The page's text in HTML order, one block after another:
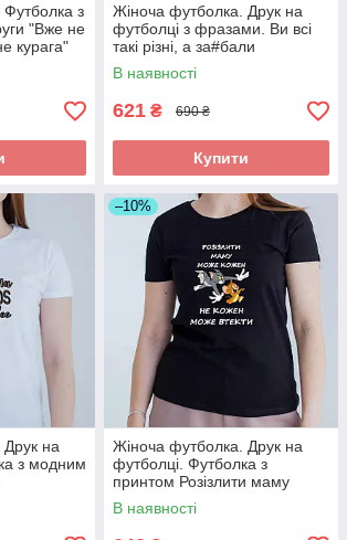
з
"Вже не
курага"
Жіноча футболка. Друк на
футболці з фразами. Ви всі
такі різні, а за#бали
однаково.
В наявності
621 ₴ 690 ₴
Купити
на
з модним
–10%
Жіноча футболка. Друк на
футболці. Футболка з
принтом Розізлити маму
може кожен
В наявності